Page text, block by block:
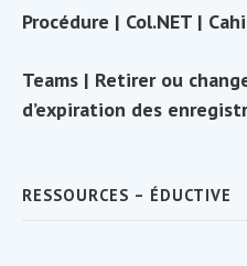
Procédure | Col.NET |
Teams | Retirer ou
d’expiration des
RESSOURCES – ÉDUCTIVE